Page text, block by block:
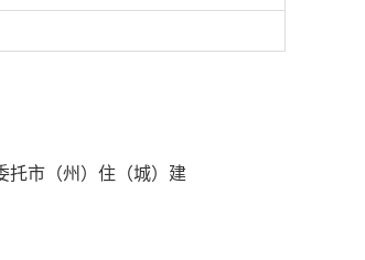
托市（州）住（城）建